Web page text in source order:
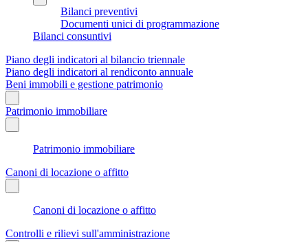
Bilanci preventivi
Documenti unici di programmazione
Bilanci consuntivi
Piano degli indicatori al bilancio triennale
Piano degli indicatori al rendiconto annuale
Beni immobili e gestione patrimonio
Patrimonio immobiliare
Patrimonio immobiliare
Canoni di locazione o affitto
Canoni di locazione o affitto
Controlli e rilievi sull'amministrazione